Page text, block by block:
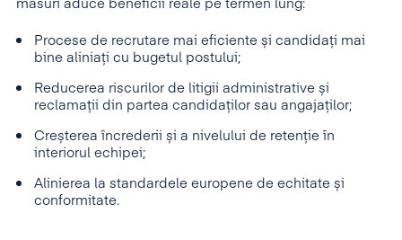
măsuri aduce beneficii reale pe termen lung:
Procese de recrutare mai eficiente și candidați mai
bine aliniați cu bugetul postului;
Reducerea riscurilor de litigii administrative și
reclamații din partea candidaților sau angajaților;
Creșterea încrederii și a nivelului de retenție în
interiorul echipei;
Alinierea la standardele europene de echitate și
conformitate.